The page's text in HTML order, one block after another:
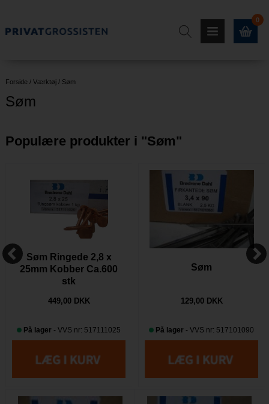
0
Forside / Værktøj/ Søm
Søm
Populære produkter i "Søm"
Søm Ringede 2,8 x
25mm Kobber Ca.600
stk
449,00 DKK
På lager - VVS nr: 517111025
Søm
129,00 DKK
På lager - VVS nr: 517101090